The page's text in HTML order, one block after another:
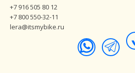
+7 916 505 80 12
+7 800 550-32-11
lera@itsmybike.ru